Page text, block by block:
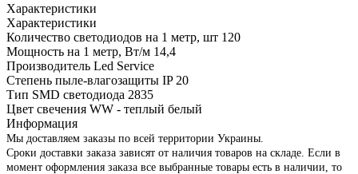
Характеристики
Характеристики
Количество светодиодов на 1 метр, шт 120
Мощность на 1 метр, Вт/м 14,4
Производитель Led Service
Степень пыле-влагозащиты IP 20
Тип SMD светодиода 2835
Цвет свечения WW - теплый белый
Информация
Мы доставляем заказы по всей территории Украины.
Сроки доставки заказа зависят от наличия товаров на складе. Если в
момент оформления заказа все выбранные товары есть в наличии, то